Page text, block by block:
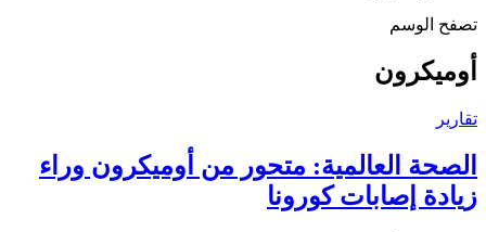
تصفح الوسم
أوميكرون
تقارير
الصحة العالمية: متحور من أوميكرون وراء
زيادة إصابات كورونا